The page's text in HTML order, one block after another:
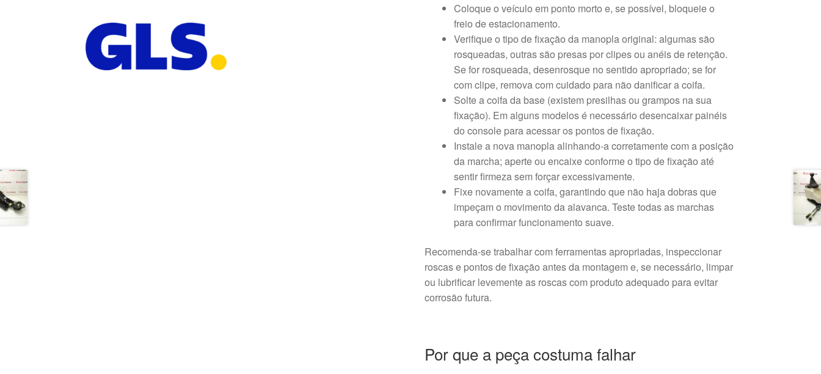
Coloque o veículo em ponto morto e, se possível, bloqueie o
freio de estacionamento.
Verifique o tipo de fixação da manopla original: algumas são
rosqueadas, outras são presas por clipes ou anéis de retenção.
Se for rosqueada, desenrosque no sentido apropriado; se for
com clipe, remova com cuidado para não danificar a coifa.
Solte a coifa da base (existem presilhas ou grampos na sua
fixação). Em alguns modelos é necessário desencaixar painéis
do console para acessar os pontos de fixação.
Instale a nova manopla alinhando-a corretamente com a posição
da marcha; aperte ou encaixe conforme o tipo de fixação até
sentir firmeza sem forçar excessivamente.
Fixe novamente a coifa, garantindo que não haja dobras que
impeçam o movimento da alavanca. Teste todas as marchas
para confirmar funcionamento suave.
Recomenda-se trabalhar com ferramentas apropriadas, inspeccionar
roscas e pontos de fixação antes da montagem e, se necessário, limpar
ou lubrificar levemente as roscas com produto adequado para evitar
corrosão futura.
Por que a peça costuma falhar